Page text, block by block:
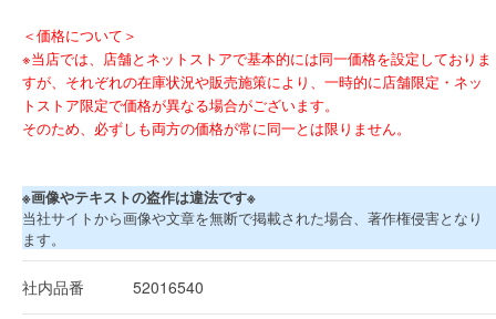
＜価格について＞
※当店では、店舗とネットストアで基本的には同一価格を設定しておりま
すが、それぞれの在庫状況や販売施策により、一時的に店舗限定・ネッ
トストア限定で価格が異なる場合がございます。
そのため、必ずしも両方の価格が常に同一とは限りません。
※画像やテキストの盗作は違法です※
当社サイトから画像や文章を無断で掲載された場合、著作権侵害となり
ます。
社内品番 52016540